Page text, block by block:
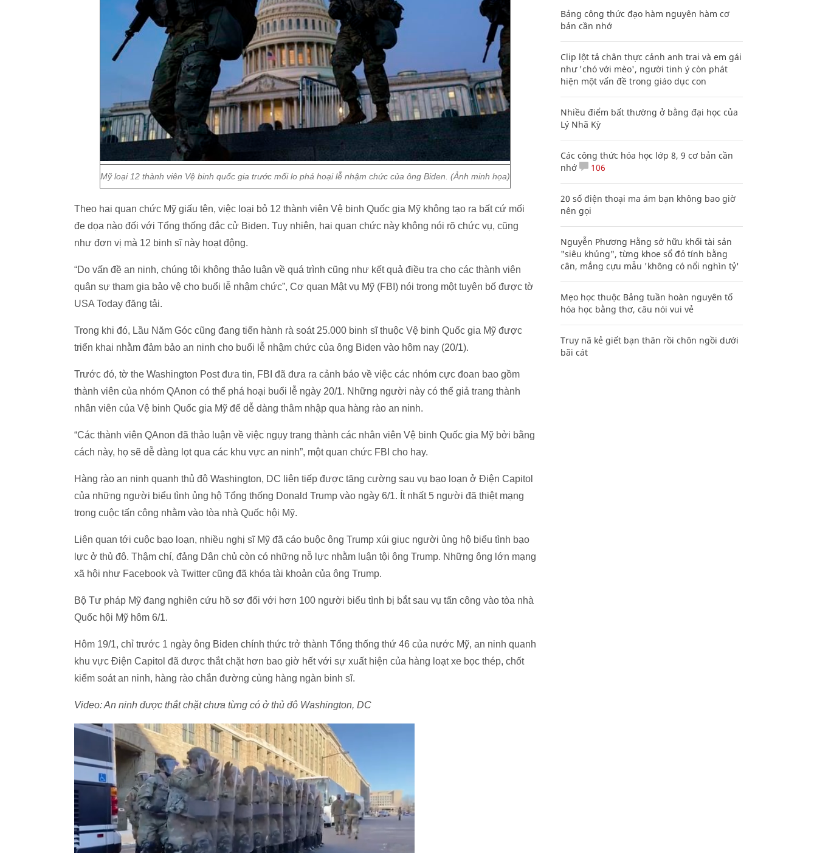
Mỹ loại 12 thành viên Vệ binh quốc gia trước mối lo phá hoại lễ nhậm chức của ông Biden. (Ảnh minh họa)
Theo hai quan chức Mỹ giấu tên, việc loại bỏ 12 thành viên Vệ binh Quốc gia Mỹ không tạo ra bất cứ mối
đe dọa nào đối với Tổng thống đắc cử Biden. Tuy nhiên, hai quan chức này không nói rõ chức vụ, cũng
như đơn vị mà 12 binh sĩ này hoạt động.
“Do vấn đề an ninh, chúng tôi không thảo luận về quá trình cũng như kết quả điều tra cho các thành viên
quân sự tham gia bảo vệ cho buổi lễ nhậm chức”, Cơ quan Mật vụ Mỹ (FBI) nói trong một tuyên bố được tờ
USA Today đăng tải.
Trong khi đó, Lầu Năm Góc cũng đang tiến hành rà soát 25.000 binh sĩ thuộc Vệ binh Quốc gia Mỹ được
triển khai nhằm đảm bảo an ninh cho buổi lễ nhậm chức của ông Biden vào hôm nay (20/1).
Trước đó, tờ the Washington Post đưa tin, FBI đã đưa ra cảnh báo về việc các nhóm cực đoan bao gồm
thành viên của nhóm QAnon có thể phá hoại buổi lễ ngày 20/1. Những người này có thể giả trang thành
nhân viên của Vệ binh Quốc gia Mỹ để dễ dàng thâm nhập qua hàng rào an ninh.
“Các thành viên QAnon đã thảo luận về việc ngụy trang thành các nhân viên Vệ binh Quốc gia Mỹ bởi bằng
cách này, họ sẽ dễ dàng lọt qua các khu vực an ninh”, một quan chức FBI cho hay.
Hàng rào an ninh quanh thủ đô Washington, DC liên tiếp được tăng cường sau vụ bạo loạn ở Điện Capitol
của những người biểu tình ủng hộ Tổng thống Donald Trump vào ngày 6/1. Ít nhất 5 người đã thiệt mạng
trong cuộc tấn công nhằm vào tòa nhà Quốc hội Mỹ.
Liên quan tới cuộc bạo loạn, nhiều nghị sĩ Mỹ đã cáo buộc ông Trump xúi giục người ủng hộ biểu tình bạo
lực ở thủ đô. Thậm chí, đảng Dân chủ còn có những nỗ lực nhằm luận tội ông Trump. Những ông lớn mạng
xã hội như Facebook và Twitter cũng đã khóa tài khoản của ông Trump.
Bộ Tư pháp Mỹ đang nghiên cứu hồ sơ đối với hơn 100 người biểu tình bị bắt sau vụ tấn công vào tòa nhà
Quốc hội Mỹ hôm 6/1.
Hôm 19/1, chỉ trước 1 ngày ông Biden chính thức trở thành Tổng thống thứ 46 của nước Mỹ, an ninh quanh
khu vực Điện Capitol đã được thắt chặt hơn bao giờ hết với sự xuất hiện của hàng loạt xe bọc thép, chốt
kiểm soát an ninh, hàng rào chắn đường cùng hàng ngàn binh sĩ.
Video: An ninh được thắt chặt chưa từng có ở thủ đô Washington, DC
Bảng công thức đạo hàm nguyên hàm cơ
bản cần nhớ
Clip lột tả chân thực cảnh anh trai và em gái
như 'chó với mèo', người tinh ý còn phát
hiện một vấn đề trong giáo dục con
Nhiều điểm bất thường ở bằng đại học của
Lý Nhã Kỳ
Các công thức hóa học lớp 8, 9 cơ bản cần
nhớ
106
20 số điện thoại ma ám bạn không bao giờ
nên gọi
Nguyễn Phương Hằng sở hữu khối tài sản
"siêu khủng", từng khoe sổ đỏ tính bằng
cân, mắng cựu mẫu 'không có nổi nghìn tỷ'
Mẹo học thuộc Bảng tuần hoàn nguyên tố
hóa học bằng thơ, câu nói vui vẻ
Truy nã kẻ giết bạn thân rồi chôn ngồi dưới
bãi cát